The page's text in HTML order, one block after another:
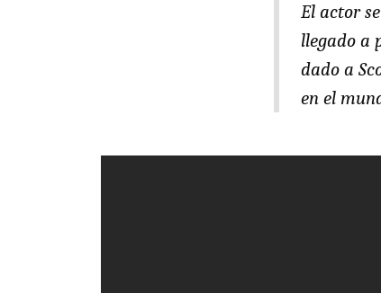
El actor
llegado a
dado a
en el